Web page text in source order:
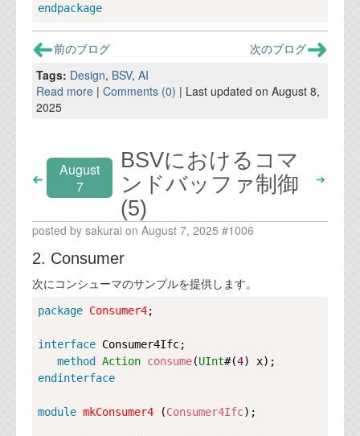
endpackage
前のブログ
次のブログ
Tags: Design, BSV, AI
Read more | Comments (0) | Last updated on August 8,
2025
August
7
BSVにおけるコマ
ンドバッファ制御
(5)
posted by sakurai on August 7, 2025 #1006
2. Consumer
次にコンシューマのサンプルを提供します。
package Consumer4;
interface Consumer4Ifc;
method
Action consume(UInt#(4
endinterface
module mkConsumer4 (Consumer4Ifc);